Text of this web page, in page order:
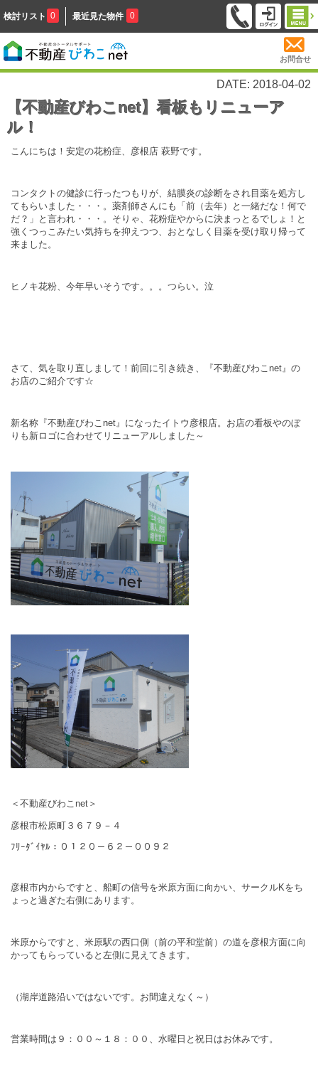
検討リスト 0 最近見た物件 0
お問合せ
DATE: 2018-04-02
【不動産びわこnet】看板もリニューア
ル！
こんにちは！安定の花粉症、彦根店 萩野です。
コンタクトの健診に行ったつもりが、結膜炎の診断をされ目薬を処方し
てもらいました・・・。薬剤師さんにも「前（去年）と一緒だな！何で
だ？」と言われ・・・。そりゃ、花粉症やからに決まっとるでしょ！と
強くつっこみたい気持ちを抑えつつ、おとなしく目薬を受け取り帰って
来ました。
ヒノキ花粉、今年早いそうです。。。つらい。泣
さて、気を取り直しまして！前回に引き続き、『不動産びわこnet』の
お店のご紹介です☆
新名称『不動産びわこnet』になったイトウ彦根店。お店の看板やのぼ
りも新ロゴに合わせてリニューアルしました～
＜不動産びわこnet＞
彦根市松原町３６７９－４
ﾌﾘｰﾀﾞｲﾔﾙ：０１２０－６２－００９２
彦根市内からですと、船町の信号を米原方面に向かい、サークルKをち
ょっと過ぎた右側にあります。
米原からですと、米原駅の西口側（前の平和堂前）の道を彦根方面に向
かってもらっていると左側に見えてきます。
（湖岸道路沿いではないです。お間違えなく～）
営業時間は９：００～１８：００、水曜日と祝日はお休みです。